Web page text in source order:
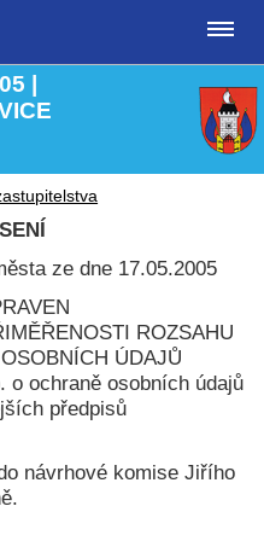
|
ze dne 17.05.2005
ROZSAHU
ÚDAJŮ
o ochraně osobních údajů
předpisů
návrhové komise Jiřího